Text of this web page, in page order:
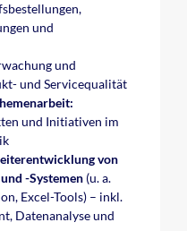
und
und
und Servicequalität
und Initiativen im
von
-Systemen (u. a.
Excel-Tools) – inkl.
Datenanalyse und